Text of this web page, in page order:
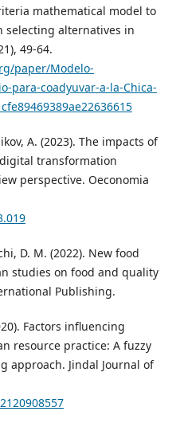
mathematical model to
selecting alternatives in
49-64.
paper/Modelo-
para-coadyuvar-a-la-Chica-
A. (2023). The impacts of
transformation
perspective. Oeconomia
D. M. (2022). New food
studies on food and quality
Publishing.
Factors influencing
resource practice: A fuzzy
approach. Jindal Journal of